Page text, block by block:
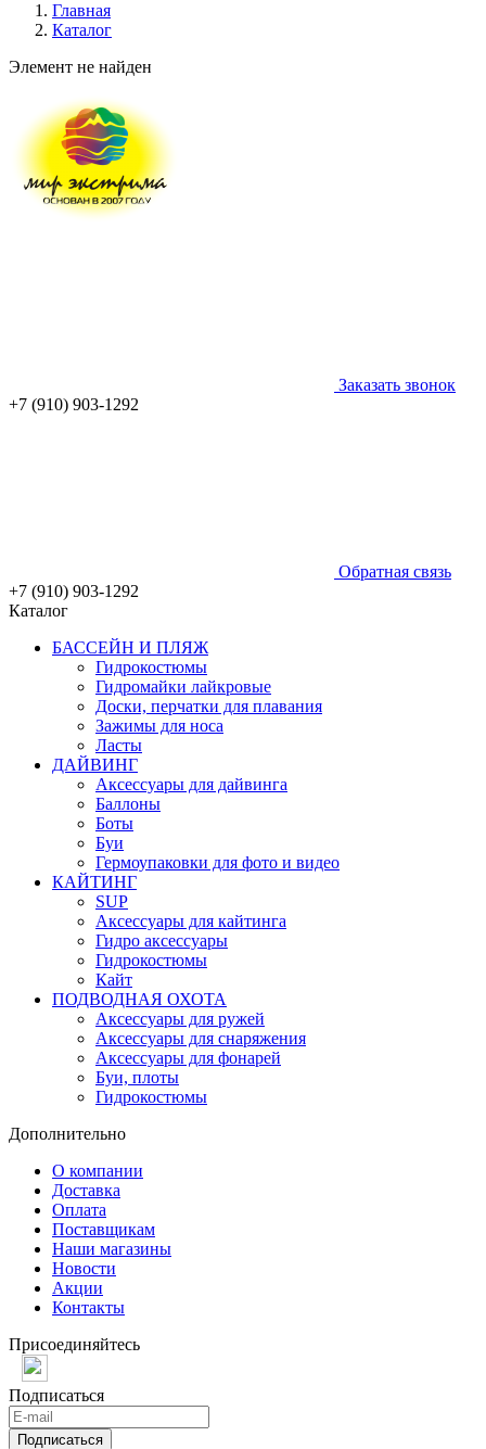
Главная
Каталог
Элемент не найден
Заказать звонок
+7 (910) 903-1292
Обратная связь
+7 (910) 903-1292
Каталог
БАССЕЙН И ПЛЯЖ
Гидрокостюмы
Гидромайки лайкровые
Доски, перчатки для плавания
Зажимы для носа
Ласты
ДАЙВИНГ
Аксессуары для дайвинга
Баллоны
Боты
Буи
Гермоупаковки для фото и видео
КАЙТИНГ
SUP
Аксессуары для кайтинга
Гидро аксессуары
Гидрокостюмы
Кайт
ПОДВОДНАЯ ОХОТА
Аксессуары для ружей
Аксессуары для снаряжения
Аксессуары для фонарей
Буи, плоты
Гидрокостюмы
Дополнительно
О компании
Доставка
Оплата
Поставщикам
Наши магазины
Новости
Акции
Контакты
Присоединяйтесь
Подписаться